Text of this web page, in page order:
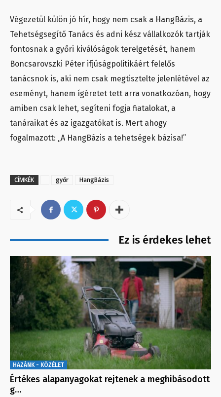
Végezetül külön jó hír, hogy nem csak a HangBázis, a
Tehetségsegítő Tanács és adni kész vállalkozók tartják
fontosnak a győri kiválóságok terelgetését, hanem
Boncsarovszki Péter ifjúságpolitikáért felelős
tanácsnok is, aki nem csak megtisztelte jelenlétével az
eseményt, hanem ígéretet tett arra vonatkozóan, hogy
amiben csak lehet, segíteni fogja fiatalokat, a
tanáraikat és az igazgatókat is. Mert ahogy
fogalmazott: „A HangBázis a tehetségek bázisa!”
CÍMKÉK győr HangBázis
Ez is érdekes lehet
HAZÁNK - KÖZÉLET
Értékes alapanyagokat rejtenek a meghibásodott
g…